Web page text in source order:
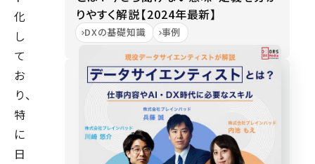
化
し
て
お
り、
特
に
日
りやすく解説【2024年最新】
DXの基礎知識 事例